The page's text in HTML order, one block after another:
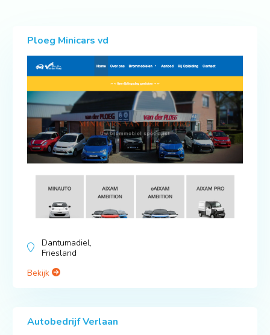
Ploeg Minicars vd
Dantumadiel,
Friesland
Bekijk
Autobedrijf Verlaan